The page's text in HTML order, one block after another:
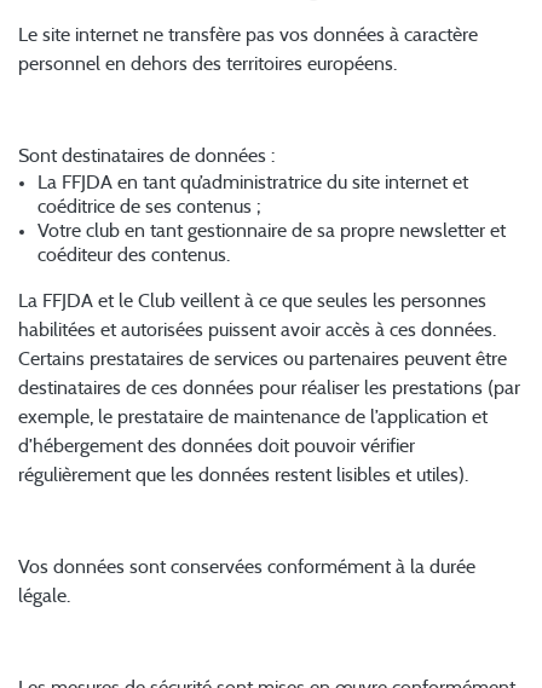
Le site internet ne transfère pas vos données à caractère
personnel en dehors des territoires européens.
Sont destinataires de données :
La FFJDA en tant qu’administratrice du site internet et
coéditrice de ses contenus ;
Votre club en tant gestionnaire de sa propre newsletter et
coéditeur des contenus.
La FFJDA et le Club veillent à ce que seules les personnes
habilitées et autorisées puissent avoir accès à ces données.
Certains prestataires de services ou partenaires peuvent être
destinataires de ces données pour réaliser les prestations (par
exemple, le prestataire de maintenance de l’application et
d’hébergement des données doit pouvoir vérifier
régulièrement que les données restent lisibles et utiles).
Vos données sont conservées conformément à la durée
légale.